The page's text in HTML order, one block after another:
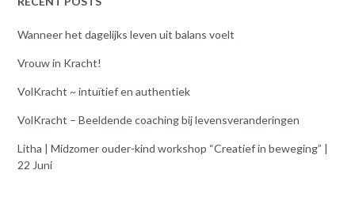
Wanneer het dagelijks leven uit balans voelt
Vrouw in Kracht!
VolKracht ~ intuïtief en authentiek
VolKracht – Beeldende coaching bij levensveranderingen
Litha | Midzomer ouder-kind workshop “Creatief in beweging” |
22 Juni